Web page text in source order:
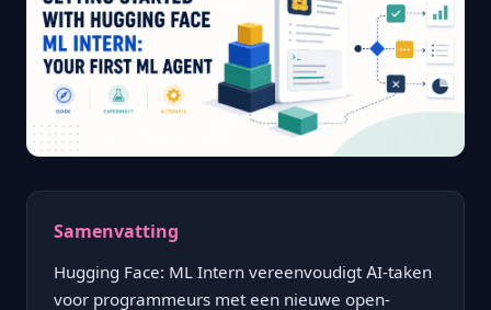
Samenvatting
Hugging Face: ML Intern vereenvoudigt AI-taken
voor programmeurs met een nieuwe open-